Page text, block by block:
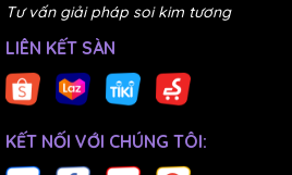
Tư vấn giải pháp soi kim tương
LIÊN KẾT SÀN
KẾT NỐI VỚI CHÚNG TÔI: